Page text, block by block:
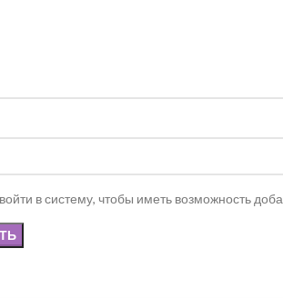
в систему, чтобы иметь возможность